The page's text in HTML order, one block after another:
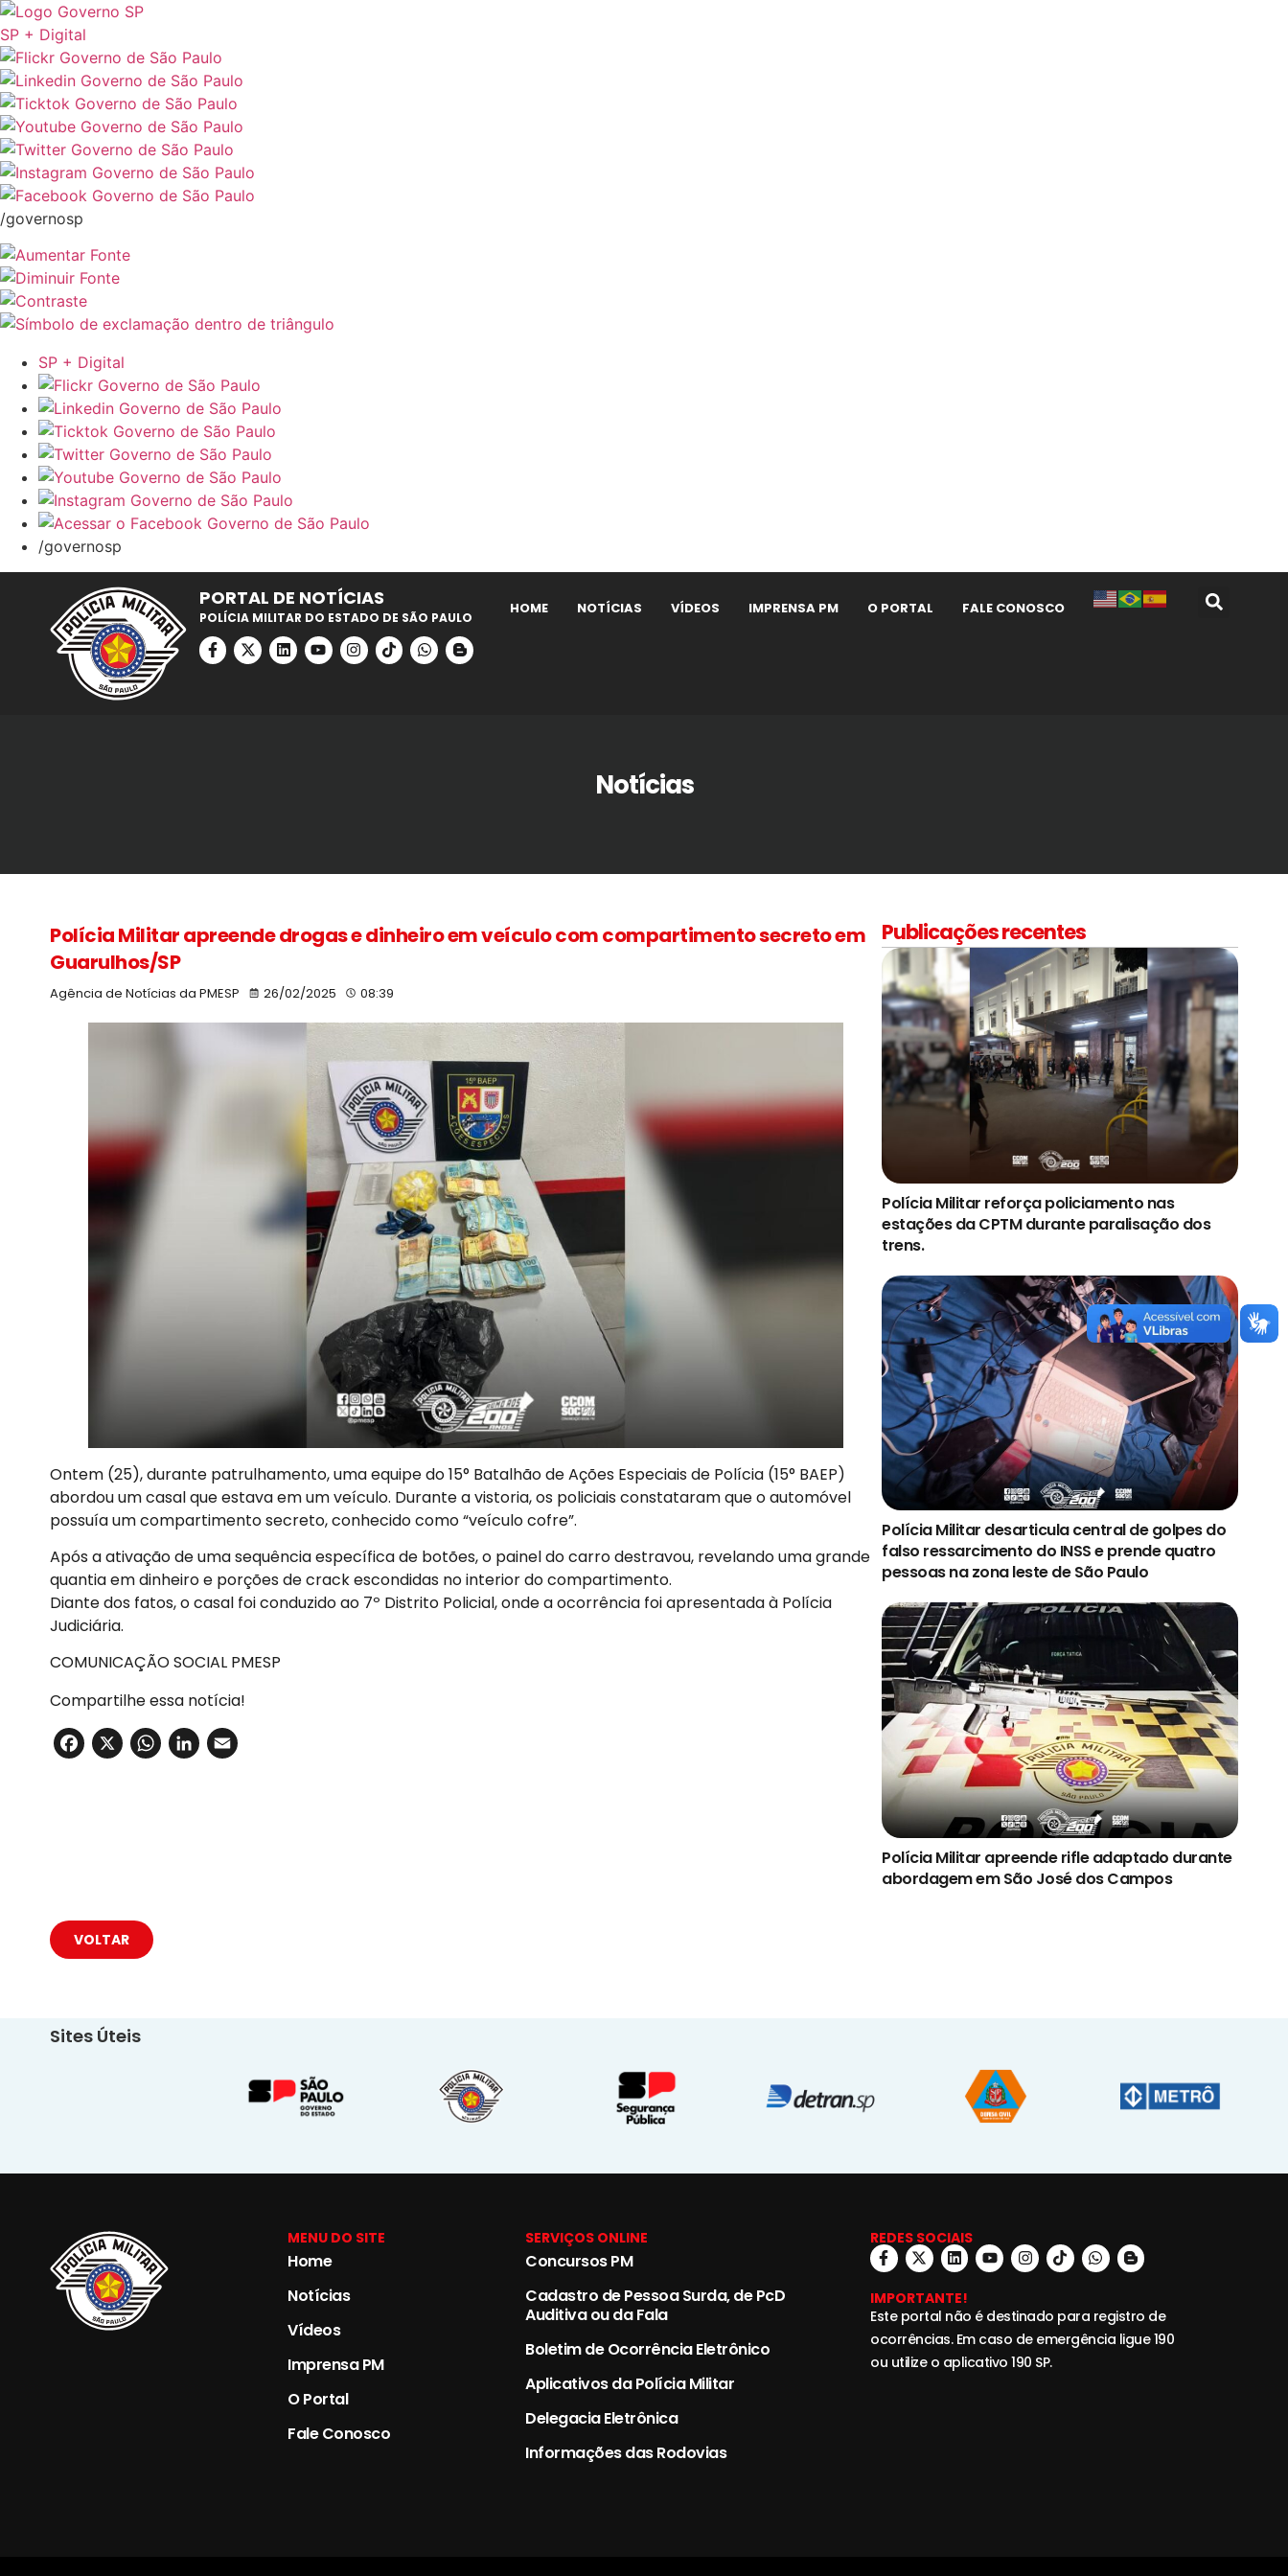
SP + Digital
/governosp
SP + Digital
/governosp
PORTAL DE NOTÍCIAS
POLÍCIA MILITAR DO ESTADO DE SÃO PAULO
HOME NOTÍCIAS VÍDEOS IMPRENSA PM O PORTAL FALE CONOSCO
Notícias
Polícia Militar apreende drogas e dinheiro em veículo com compartimento secreto em
Guarulhos/SP
Agência de Notícias da PMESP 26/02/2025 08:39
Ontem (25), durante patrulhamento, uma equipe do 15° Batalhão de Ações Especiais de Polícia (15° BAEP)
abordou um casal que estava em um veículo. Durante a vistoria, os policiais constataram que o automóvel
possuía um compartimento secreto, conhecido como “veículo cofre”.
Após a ativação de uma sequência específica de botões, o painel do carro destravou, revelando uma grande
quantia em dinheiro e porções de crack escondidas no interior do compartimento.
Diante dos fatos, o casal foi conduzido ao 7º Distrito Policial, onde a ocorrência foi apresentada à Polícia
Judiciária.
COMUNICAÇÃO SOCIAL PMESP
Compartilhe essa notícia!
Facebook
X WhatsApp
LinkedIn
Publicações recentes
Polícia Militar reforça policiamento nas
estações da CPTM durante paralisação dos
trens.
Polícia Militar desarticula central de golpes do
falso ressarcimento do INSS e prende quatro
pessoas na zona leste de São Paulo
Polícia Militar apreende rifle adaptado durante
abordagem em São José dos Campos
VOLTAR
Sites Úteis
MENU DO SITE
Home
Notícias
Vídeos
Imprensa PM
O Portal
Fale Conosco
SERVIÇOS ONLINE
Concursos PM
Cadastro de Pessoa Surda, de PcD
Auditiva ou da Fala
Boletim de Ocorrência Eletrônico
Aplicativos da Polícia Militar
Delegacia Eletrônica
Informações das Rodovias
REDES SOCIAIS
IMPORTANTE!
Este portal não é destinado para registro de
ocorrências. Em caso de emergência ligue 190
ou utilize o aplicativo 190 SP.